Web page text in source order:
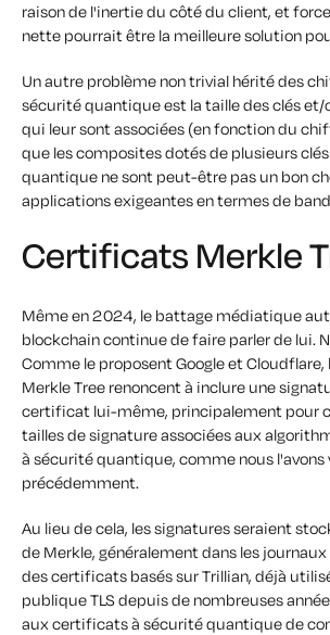
raison de l'inertie du côté du client, et
nette pourrait être la meilleure solution
Un autre problème non trivial hérité des
sécurité quantique est la taille des clés et/
qui leur sont associées (en fonction du
que les composites dotés de plusieurs
quantique ne sont peut-être pas un bon
applications exigeantes en termes de
Certificats Merkle
Même en 2024, le battage médiatique
blockchain continue de faire parler de lui.
Comme le proposent Google et
Merkle Tree renoncent à inclure une
certificat lui-même, principalement pour
tailles de signature associées aux
à sécurité quantique, comme nous l'avons
précédemment.
Au lieu de cela, les signatures seraient
de Merkle, généralement dans les
des certificats basés sur Trillian, déjà
publique TLS depuis de nombreuses
aux certificats à sécurité quantique de